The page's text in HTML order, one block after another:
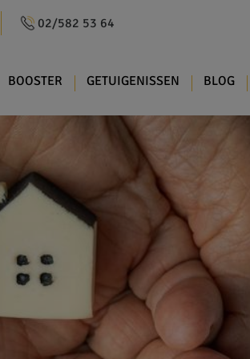
02/582 53 64
BOOSTER GETUIGENISSEN BLOG